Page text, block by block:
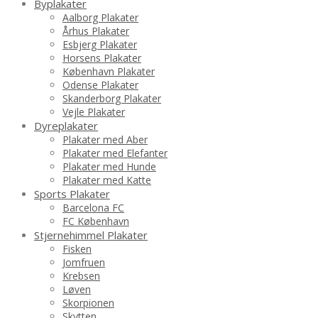
Byplakater
Aalborg Plakater
Århus Plakater
Esbjerg Plakater
Horsens Plakater
København Plakater
Odense Plakater
Skanderborg Plakater
Vejle Plakater
Dyreplakater
Plakater med Aber
Plakater med Elefanter
Plakater med Hunde
Plakater med Katte
Sports Plakater
Barcelona FC
FC København
Stjernehimmel Plakater
Fisken
Jomfruen
Krebsen
Løven
Skorpionen